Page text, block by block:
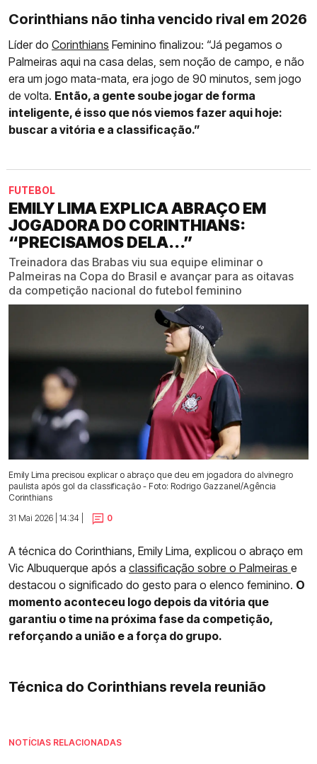
Corinthians não tinha vencido rival em 2026
Líder do Corinthians Feminino finalizou: “Já pegamos o
Palmeiras aqui na casa delas, sem noção de campo, e não
era um jogo mata-mata, era jogo de 90 minutos, sem jogo
de volta. Então, a gente soube jogar de forma
inteligente, é isso que nós viemos fazer aqui hoje:
buscar a vitória e a classificação.”
FUTEBOL
EMILY LIMA EXPLICA ABRAÇO EM
JOGADORA DO CORINTHIANS:
“PRECISAMOS DELA...”
Treinadora das Brabas viu sua equipe eliminar o
Palmeiras na Copa do Brasil e avançar para as oitavas
da competição nacional do futebol feminino
Emily Lima precisou explicar o abraço que deu em jogadora do alvinegro
paulista após gol da classificação - Foto: Rodrigo Gazzanel/Agência
Corinthians
31 Mai 2026 | 14:34 |
0
A técnica do Corinthians, Emily Lima, explicou o abraço em
Vic Albuquerque após a classificação sobre o Palmeiras e
destacou o significado do gesto para o elenco feminino. O
momento aconteceu logo depois da vitória que
garantiu o time na próxima fase da competição,
reforçando a união e a força do grupo.
Técnica do Corinthians revela reunião
NOTÍCIAS RELACIONADAS